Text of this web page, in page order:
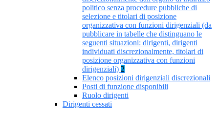
politico senza procedure pubbliche di
selezione e titolari di posizione
organizzativa con funzioni dirigenziali (da
pubblicare in tabelle che distinguano le
seguenti situazioni: dirigenti, dirigenti
individuati discrezionalmente, titolari di
posizione organizzativa con funzioni
dirigenziali) 2
Elenco posizioni dirigenziali discrezionali
Posti di funzione disponibili
Ruolo dirigenti
Dirigenti cessati